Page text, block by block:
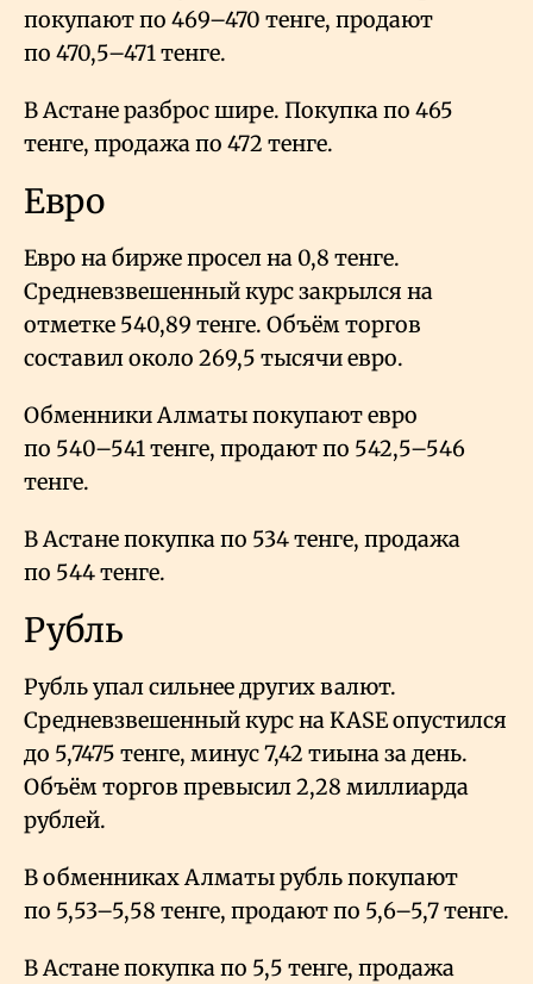
покупают по 469–470 тенге, продают
по 470,5–471 тенге.
В Астане разброс шире. Покупка по 465
тенге, продажа по 472 тенге.
Евро
Евро на бирже просел на 0,8 тенге.
Средневзвешенный курс закрылся на
отметке 540,89 тенге. Объём торгов
составил около 269,5 тысячи евро.
Обменники Алматы покупают евро
по 540–541 тенге, продают по 542,5–546
тенге.
В Астане покупка по 534 тенге, продажа
по 544 тенге.
Рубль
Рубль упал сильнее других валют.
Средневзвешенный курс на KASE опустился
до 5,7475 тенге, минус 7,42 тиына за день.
Объём торгов превысил 2,28 миллиарда
рублей.
В обменниках Алматы рубль покупают
по 5,53–5,58 тенге, продают по 5,6–5,7 тенге.
В Астане покупка по 5,5 тенге, продажа